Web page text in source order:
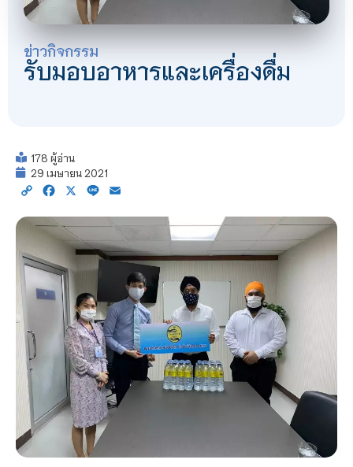
ข่าวกิจกรรม
รับมอบอาหารและเครื่องดื่ม
178 ผู้อ่าน
29 เมษายน 2021
Copy Facebook
X Line